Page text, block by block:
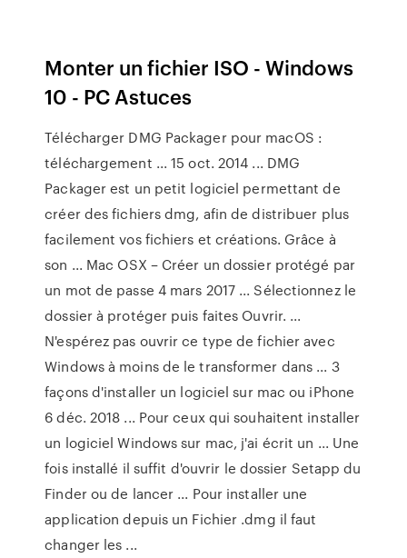
Monter un fichier ISO - Windows
10 - PC Astuces
Télécharger DMG Packager pour macOS :
téléchargement ... 15 oct. 2014 ... DMG
Packager est un petit logiciel permettant de
créer des fichiers dmg, afin de distribuer plus
facilement vos fichiers et créations. Grâce à
son ... Mac OSX – Créer un dossier protégé par
un mot de passe 4 mars 2017 ... Sélectionnez le
dossier à protéger puis faites Ouvrir. ...
N'espérez pas ouvrir ce type de fichier avec
Windows à moins de le transformer dans ... 3
façons d'installer un logiciel sur mac ou iPhone
6 déc. 2018 ... Pour ceux qui souhaitent installer
un logiciel Windows sur mac, j'ai écrit un ... Une
fois installé il suffit d'ouvrir le dossier Setapp du
Finder ou de lancer ... Pour installer une
application depuis un Fichier .dmg il faut
changer les ...